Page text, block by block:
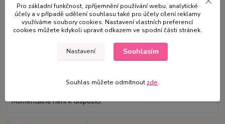
skládací bílé (min. odběr 10 ks, max. 20 ks) CENA půjčovného + montáž
a demo...celý popis
Momentálně není k dispozici
Pro základní funkčnost, zpříjemnění používání webu, analytické
účely a v případě udělení souhlasu také pro účely cílení reklamy
využíváme soubory cookies. Nastavení vlastních preferencí
cookies můžete kdykoli upravit odkazem ve spodní části stránek.
Nastavení Souhlasím
Souhlas můžete odmítnout zde.